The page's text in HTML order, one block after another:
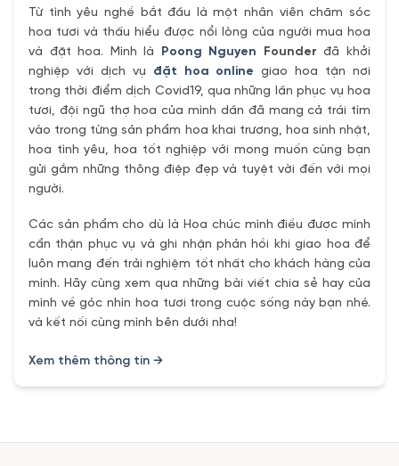
Từ tình yêu nghề bắt đầu là một nhân viên chăm sóc
hoa tươi và thấu hiểu được nổi lòng của người mua hoa
và đặt hoa. Mình là
Poong Nguyen Founder đã khởi
nghiệp với dịch vụ đặt hoa online giao hoa tận nơi
trong thời điểm dịch Covid19, qua những lần phục vụ hoa
tươi, đội ngũ thợ hoa của mình dần đã mang cả trái tím
vào trong từng sản phẩm hoa khai trương, hoa sinh nhật,
hoa tình yêu, hoa tốt nghiệp với mong muốn cùng bạn
gửi gắm những thông điệp đẹp và tuyệt vời đến với mọi
người.
Các sản phẩm cho dù là Hoa chúc mình điều được mình
cẩn thận phục vụ và ghi nhận phản hồi khi giao hoa để
luôn mang đến trải nghiệm tốt nhất cho khách hàng của
mình. Hãy cùng xem qua những bài viết chia sẻ hay của
mình về góc nhìn hoa tươi trong cuộc sống này bạn nhé.
và kết nối cùng mình bên dưới nha!
Xem thêm thông tin →